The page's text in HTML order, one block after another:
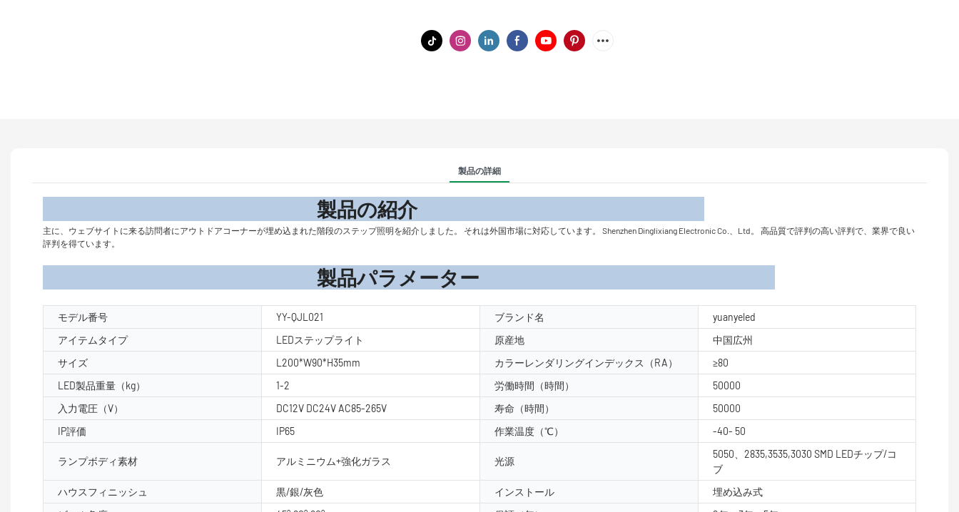
製品の詳細
製品の紹介
主に、ウェブサイトに来る訪問者にアウトドアコーナーが埋め込まれた階段のステップ照明を紹介しました。 それは外国市場に対応しています。 Shenzhen Dinglixiang Electronic Co.、Ltd。 高品質で評判の高い評判で、業界で良い
評判を得ています。
製品パラメーター
モデル番号 YY-QJL021 ブランド名
yuanyeled
アイテムタイプ
LEDステップライト 原産地
中国広州
サイズ
L200*W90*H35mm カラーレンダリングインデックス（RA）
≥80
LED製品重量（kg）
1-2 労働時間（時間）
50000
入力電圧（V）
DC12V DC24V AC85-265V 寿命（時間）
50000
IP評価
IP65 作業温度（℃） -40- 50
ランプボディ素材 アルミニウム+強化ガラス 光源
5050、2835,3535,3030 SMD LEDチップ/コ
ブ
ハウスフィニッシュ
黒/銀/灰色 インストール
埋め込み式